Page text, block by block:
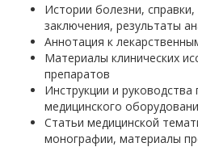
Истории болезни,
заключения, результаты
Аннотация к
Материалы клинических
препаратов
Инструкции и руководства
медицинского
Статьи медицинской
монографии, материалы